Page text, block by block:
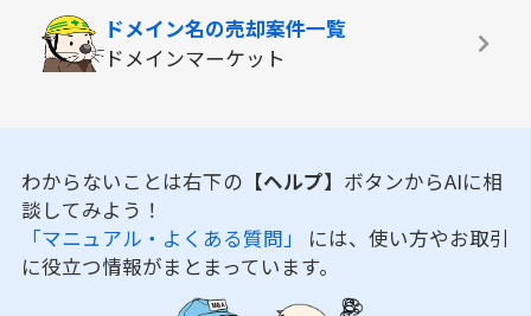
ドメイン名の売却案件一覧
ドメインマーケット
わからないことは右下の 【ヘルプ】 ボタンからAIに相
談してみよう！
「マニュアル・よくある質問」 には、使い方やお取引
に役立つ情報がまとまっています。